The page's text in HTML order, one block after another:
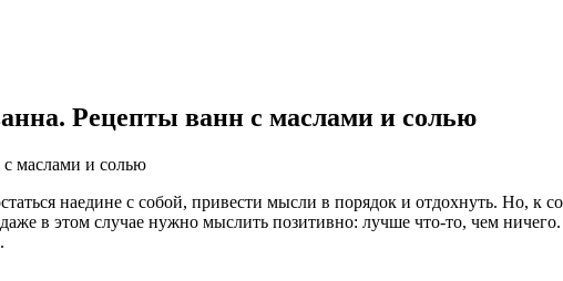
Рецепты ванн с маслами и солью
наедине с собой, привести мысли в порядок и отдохнуть. Но, к
в этом случае нужно мыслить позитивно: лучше что-то, чем